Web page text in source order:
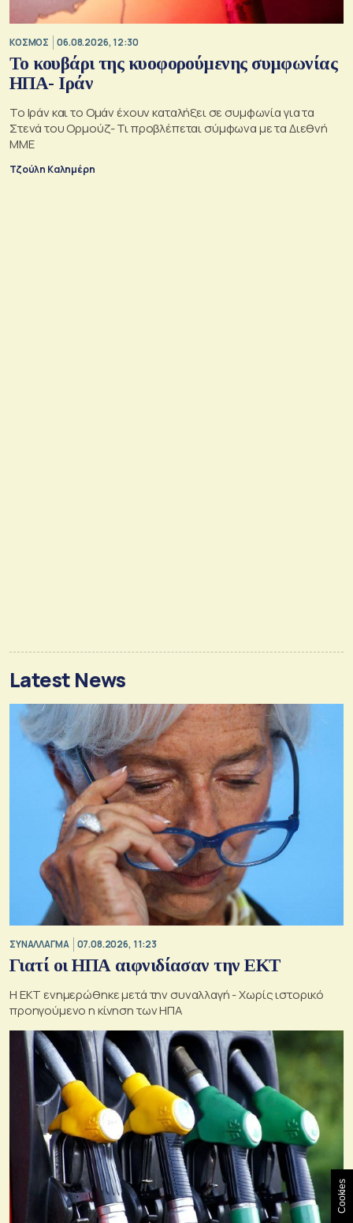
ΚΟΣΜΟΣ 06.08.2026, 12:30
Το κουβάρι της κυοφορούμενης συμφωνίας
ΗΠΑ- Ιράν
Το Ιράν και το Ομάν έχουν καταλήξει σε συμφωνία για τα
Στενά του Ορμούζ- Τι προβλέπεται σύμφωνα με τα Διεθνή
ΜΜΕ
Τζούλη Καλημέρη
Latest News
ΣΥΝΑΛΛΑΓΜΑ 07.08.2026, 11:23
Γιατί οι ΗΠΑ αιφνιδίασαν την ΕΚΤ
Η ΕΚΤ ενημερώθηκε μετά την συναλλαγή - Χωρίς ιστορικό
προηγούμενο η κίνηση των ΗΠΑ
Cookies